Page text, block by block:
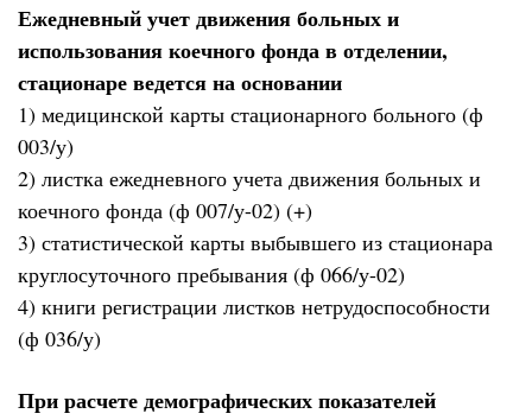
Ежедневный учет движения больных и
использования коечного фонда в отделении,
стационаре ведется на основании
1) медицинской карты стационарного больного (ф
003/у)
2) листка ежедневного учета движения больных и
коечного фонда (ф 007/у-02) (+)
3) статистической карты выбывшего из стационара
круглосуточного пребывания (ф 066/у-02)
4) книги регистрации листков нетрудоспособности
(ф 036/у)
При расчете демографических показателей